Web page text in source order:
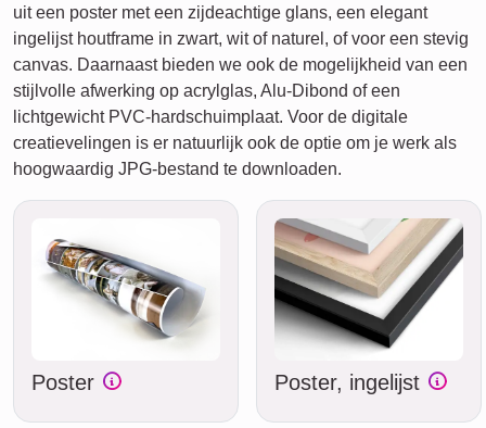
uit een poster met een zijdeachtige glans, een elegant
ingelijst houtframe in zwart, wit of naturel, of voor een stevig
canvas. Daarnaast bieden we ook de mogelijkheid van een
stijlvolle afwerking op acrylglas, Alu-Dibond of een
lichtgewicht PVC-hardschuimplaat. Voor de digitale
creatievelingen is er natuurlijk ook de optie om je werk als
hoogwaardig JPG-bestand te downloaden.
Poster Poster, ingelijst